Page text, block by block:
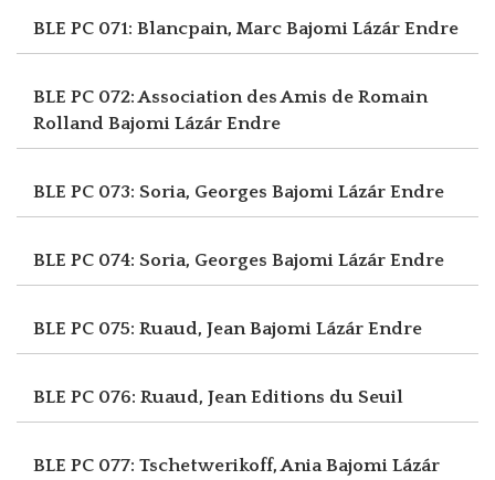
BLE PC 071: Blancpain, Marc Bajomi Lázár Endre
BLE PC 072: Association des Amis de Romain
Rolland Bajomi Lázár Endre
BLE PC 073: Soria, Georges Bajomi Lázár Endre
BLE PC 074: Soria, Georges Bajomi Lázár Endre
BLE PC 075: Ruaud, JeanBajomi Lázár Endre
BLE PC 076: Ruaud, JeanEditions du Seuil
BLE PC 077: Tschetwerikoff, AniaBajomi Lázár